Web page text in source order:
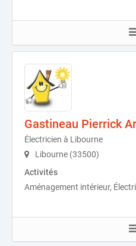
Gastineau Pierrick
Électricien à Libourne
Libourne (33500)
Activités
Aménagement intérieur,